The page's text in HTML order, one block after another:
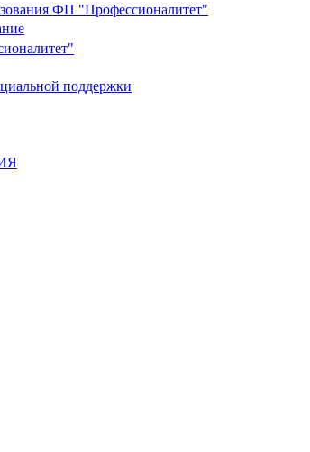
ФП "Профессионалитет"
поддержки